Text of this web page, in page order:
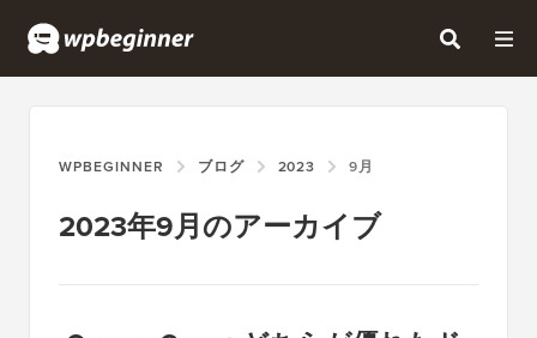
WPBEGINNER ブログ 2023 9月
2023年9月のアーカイブ